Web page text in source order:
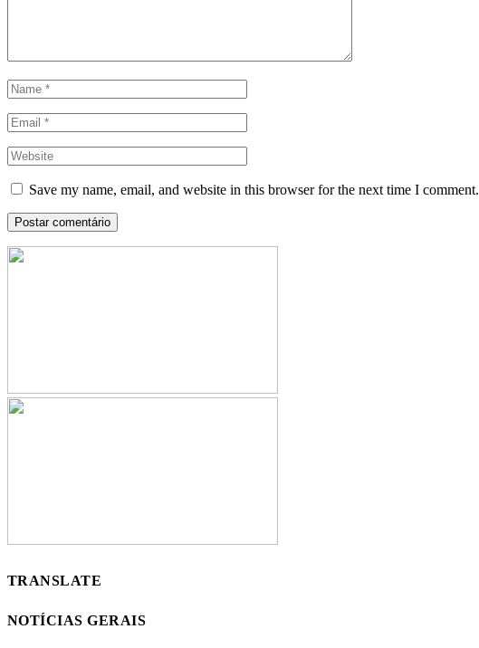
Save my name, email, and website in this browser for the next time I comment.
TRANSLATE
NOTÍCIAS GERAIS